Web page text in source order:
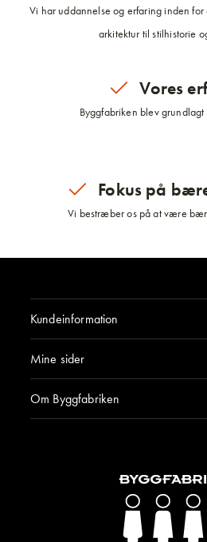
Vi har uddannelse og erfaring inden
arkitektur til stilhistorie
Vores
Byggfabriken blev
Fokus på
Vi bestræber os på at være
Kundeinformation
Mine sider
Om Byggfabriken